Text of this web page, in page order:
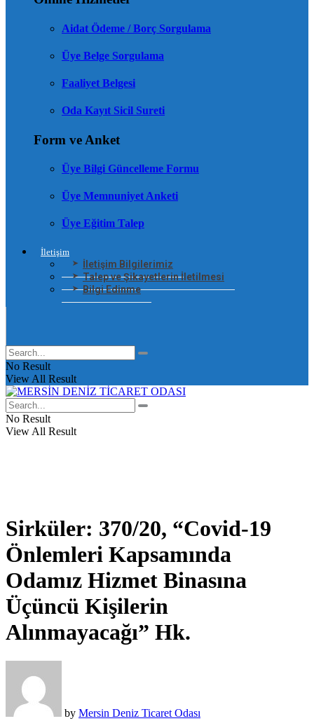
Aidat Ödeme / Borç Sorgulama
Üye Belge Sorgulama
Faaliyet Belgesi
Oda Kayıt Sicil Sureti
Form ve Anket
Üye Bilgi Güncelleme Formu
Üye Memnuniyet Anketi
Üye Eğitim Talep
İletişim
İletişim Bilgilerimiz
Talep ve Şikayetlerin İletilmesi
Bilgi Edinme
No Result
View All Result
No Result
View All Result
Sirküler: 370/20, “Covid-19
Önlemleri Kapsamında
Odamız Hizmet Binasına
Üçüncü Kişilerin
Alınmayacağı” Hk.
by Mersin Deniz Ticaret Odası